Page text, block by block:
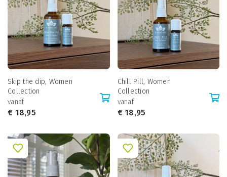
Skip the dip, Women
Collection
vanaf
€ 18,95
Chill Pill, Women
Collection
vanaf
€18,95